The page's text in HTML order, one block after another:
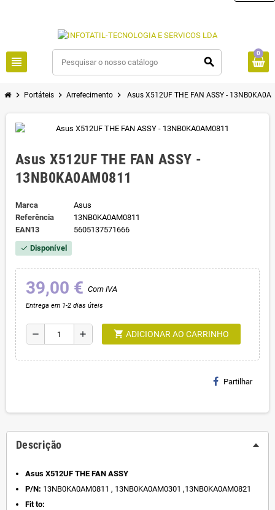
view_headline search
0
chevron_right Portáteis chevron_right Arrefecimento chevron_right Asus X512UF THE FAN ASSY -
Asus X512UF THE FAN ASSY -
13NB0KA0AM0811
Marca
Asus
Referência
13NB0KA0AM0811
EAN13
5605137571666
check Disponível
39,00 € Com IVA
Entrega em 1-2 dias úteis
remove add shopping_cart ADICIONAR AO CARRINHO
Partilhar
Descrição
Asus X512UF THE FAN ASSY
P/N: 13NB0KA0AM0811 , 13NB0KA0AM0301 ,13NB0KA0AM0821
Fit to: